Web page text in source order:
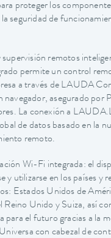
proteger los
seguridad de
remotos
permite un control
a través de LAUDA
navegador, asegurado por
La conexión a
de datos basado en la
remoto.
Wi-Fi integrada: el
y utilizarse en los países y
Estados Unidos de
Reino Unido y Suiza, así
para el futuro gracias a la
con cabezal de